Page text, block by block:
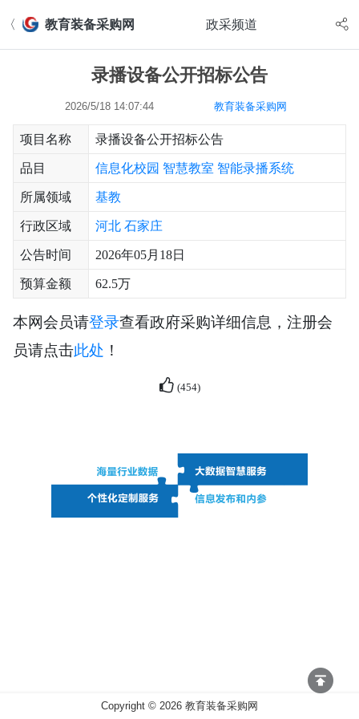
〈 教育装备采购网 政采频道
录播设备公开招标公告
2026/5/18 14:07:44 教育装备采购网
项目名称 录播设备公开招标公告
品目 信息化校园 智慧教室 智能录播系统
所属领域 基教
行政区域 河北 石家庄
公告时间 2026年05月18日
预算金额 62.5万
本网会员请登录查看政府采购详细信息，注册会
员请点击此处 ！
(454)
Copyright © 2026 教育装备采购网